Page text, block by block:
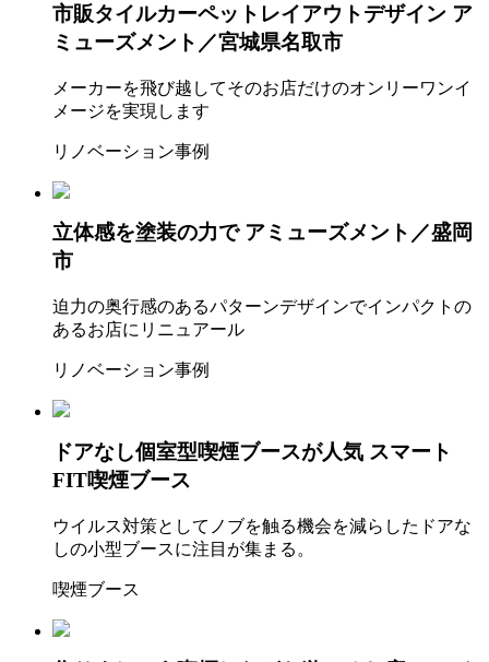
市販タイルカーペットレイアウトデザイン ア
ミューズメント／宮城県名取市
メーカーを飛び越してそのお店だけのオンリーワンイ
メージを実現します
リノベーション事例
立体感を塗装の力で アミューズメント／盛岡
市
迫力の奥行感のあるパターンデザインでインパクトの
あるお店にリニュアール
リノベーション事例
ドアなし個室型喫煙ブースが人気 スマート
FIT喫煙ブース
ウイルス対策としてノブを触る機会を減らしたドアな
しの小型ブースに注目が集まる。
喫煙ブース